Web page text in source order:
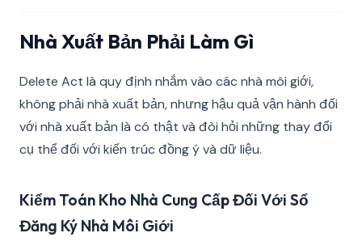
Nhà Xuất Bản Phải Làm Gì
Delete Act là quy định nhắm vào các nhà môi giới,
không phải nhà xuất bản, nhưng hậu quả vận hành đối
với nhà xuất bản là có thật và đòi hỏi những thay đổi
cụ thể đối với kiến trúc đồng ý và dữ liệu.
Kiểm Toán Kho Nhà Cung Cấp Đối Với Sổ
Đăng Ký Nhà Môi Giới